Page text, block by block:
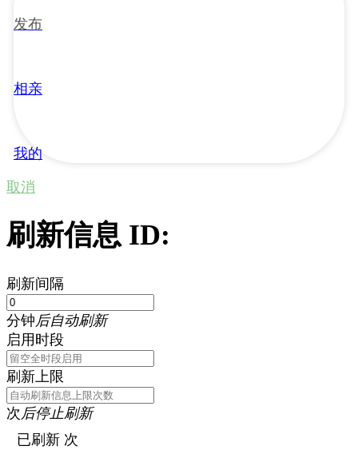
发布
相亲
我的
取消
刷新信息 ID:
刷新间隔
分钟后自动刷新
启用时段
刷新上限
次 后停止刷新
已刷新 次